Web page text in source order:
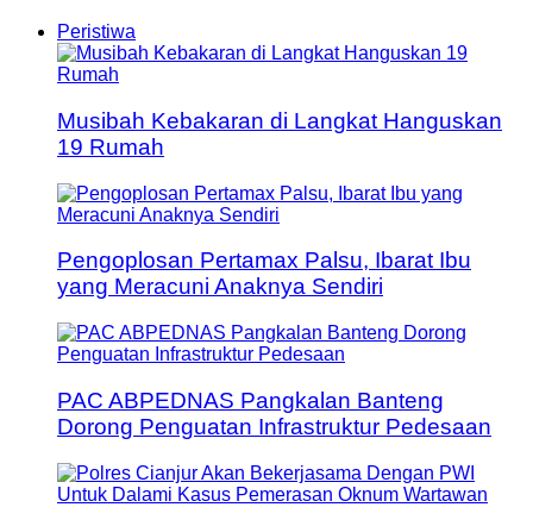
Peristiwa
Musibah Kebakaran di Langkat Hanguskan
19 Rumah
Pengoplosan Pertamax Palsu, Ibarat Ibu
yang Meracuni Anaknya Sendiri
PAC ABPEDNAS Pangkalan Banteng
Dorong Penguatan Infrastruktur Pedesaan